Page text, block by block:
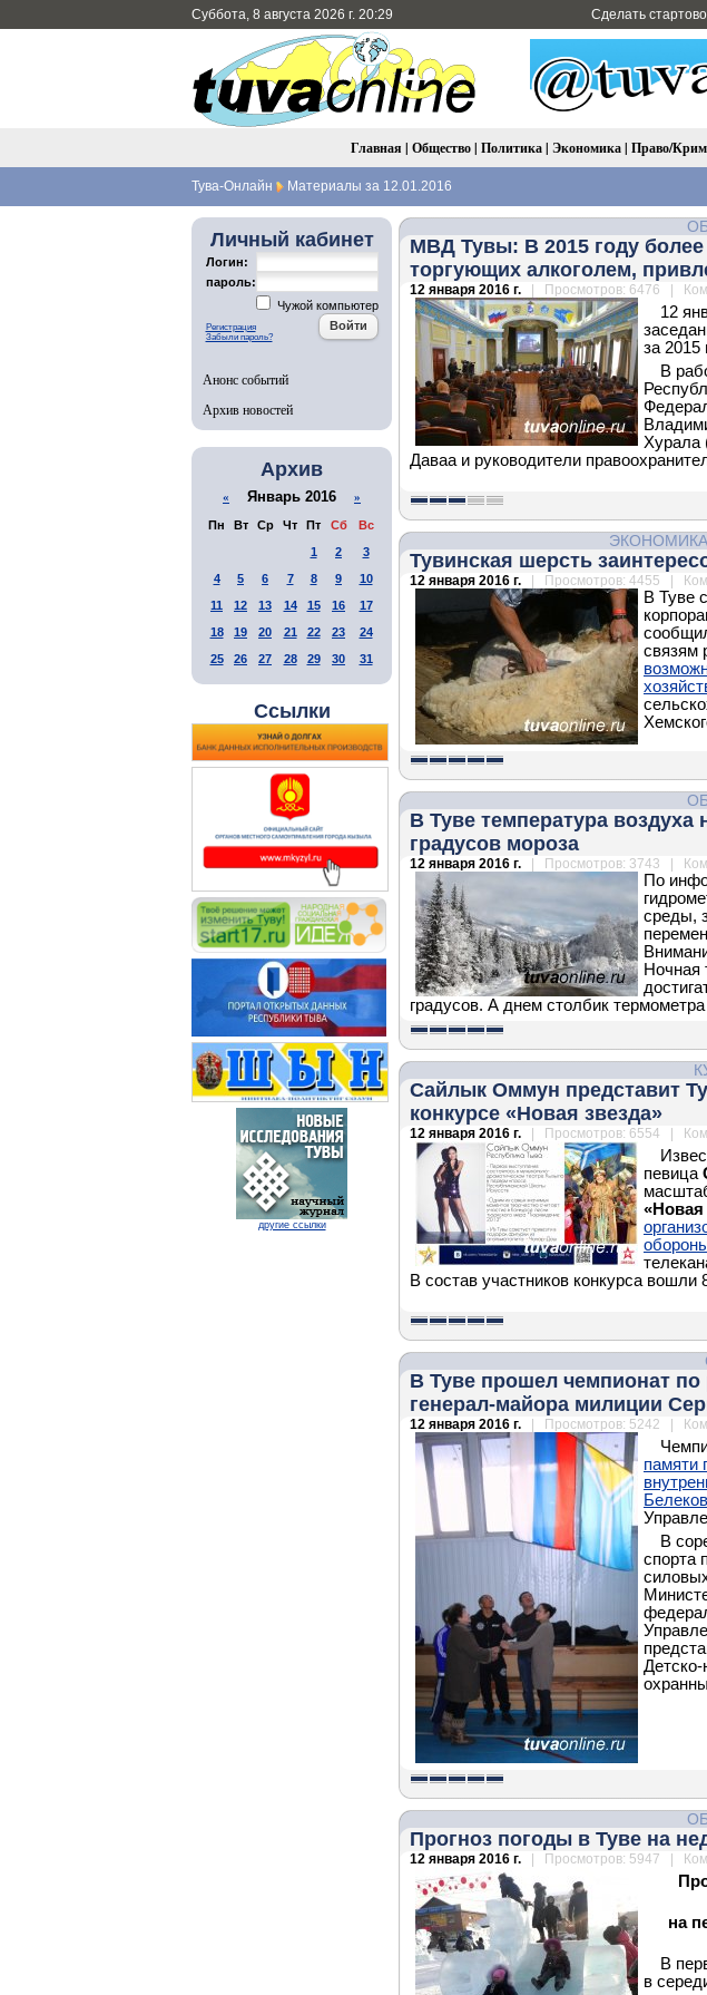
Суббота, 8 августа 2026 г. 20:29 Сделать
Главная | Общество| Политика| Экономика| Право/
Тува-Онлайн Материалы за 12.01.2016
Личный кабинет
Логин:
пароль:
Чужой компьютер
Регистрация
Забыли пароль?
Анонс событий
Архив новостей
Архив
« Январь 2016 »
Пн Вт Ср Чт Пт Сб
Вс
1
2
3
4
5 6 7 8 9
10
11
12 13 14 15 16
17
18
19 20 21 22 23
24
25
26 27 28 29 30 31
Ссылки
другие ссылки
МВД Тувы: В 2015 году более
торгующих алкоголем,
12 января 2016 г. | Просмотров: 6476 |
12
за 2015
В
Хурала
Даваа и руководители
ЭКОНОМИКА
Тувинская шерсть
12 января 2016 г. | Просмотров: 4455 |
В Туве
связям
В Туве температура
градусов мороза
12 января 2016 г. | Просмотров: 3743 |
По
среды,
Ночная
градусов. А днем столбик
Сайлык Оммун представит
конкурсе «Новая звезда»
12 января 2016 г. | Просмотров: 6554 |
певица
«Новая
В состав участников конкурса вошли
В Туве прошел чемпионат
генерал-майора милиции
12 января 2016 г. | Просмотров: 5242 |
памяти
В
спорта
Прогноз погоды в Туве на
12 января 2016 г. | Просмотров: 5947 |
на
В
в